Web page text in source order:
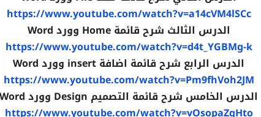
https://www.youtube.com/watch?v=a14cVM4lSCc
الدرس الثالث شرح قائمة Home وورد Word
https://www.youtube.com/watch?v=d4t_YGBMg-k
الدرس الرابع شرح قائمة اضافة insert وورد Word
https://www.youtube.com/watch?v=Pm9fhVoh2JM
الدرس الخامس شرح قائمة التصميم Design وورد Word
https://www.youtube.com/watch?v=vOsopaZgHto